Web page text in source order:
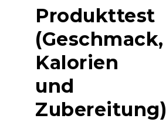
Produkttest
(Geschmack,
Kalorien
und
Zubereitung)